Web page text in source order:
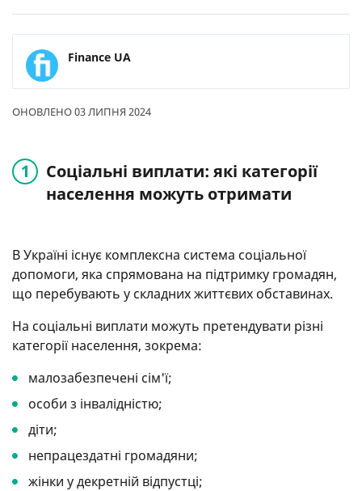
Finance UA
ОНОВЛЕНО 03 ЛИПНЯ 2024
Соціальні виплати: які категорії
населення можуть отримати
В Україні існує комплексна система соціальної
допомоги, яка спрямована на підтримку громадян,
що перебувають у складних життєвих обставинах.
На соціальні виплати можуть претендувати різні
категорії населення, зокрема:
малозабезпечені сім'ї;
особи з інвалідністю;
діти;
непрацездатні громадяни;
жінки у декретній відпустці;